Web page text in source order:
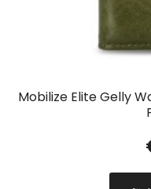
Mobilize Elite Gelly